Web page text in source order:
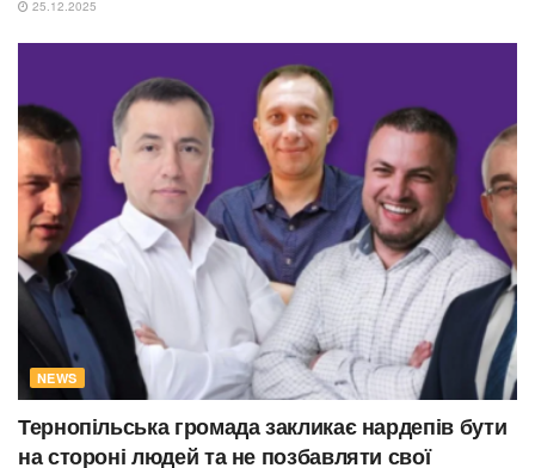
25.12.2025
NEWS
Тернопільська громада закликає нардепів бути
на стороні людей та не позбавляти свої